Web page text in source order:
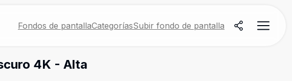
Fondos de pantallaCategoríasSubir fondo de pantalla
4K - Alta